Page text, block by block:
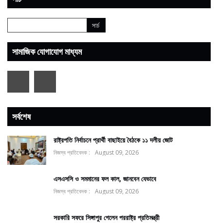
সামাজিক যোগাযোগ মাধ্যম
সর্বশেষ
রাষ্ট্রপতি নির্বাচনে প্রার্থী বাছাইয়ে বৈঠকে ১১ দলীয় জোট
নিজস্ব প্রতিবেদক : August 09, 2026
এসএসসি ও সমমানের ফল কাল, জানবেন যেভাবে
নিজস্ব প্রতিবেদক : August 09, 2026
সরকারি সফরে সিঙ্গাপুর গেলেন পররাষ্ট্র প্রতিমন্ত্রী